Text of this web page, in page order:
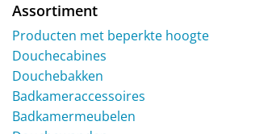
Assortiment
Producten met beperkte hoogte
Douchecabines
Douchebakken
Badkameraccessoires
Badkamermeubelen